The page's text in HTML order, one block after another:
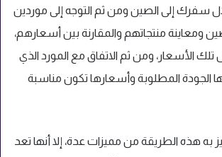
سفرك إلى الصين ومن ثم التوجه إلى موردين
ومعاينة منتجاتهم والمقارنة بين أسعارهم،
الأسعار، ومن ثم الاتفاق مع المورد الذي
الجودة المطلوبة وأسعارها تكون مناسبة
به هذه الطريقة من مميزات عدة، إلا أنها تعد